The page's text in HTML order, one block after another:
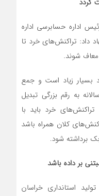
گردد
اداره حسابرسی اداره
داد: تراکنش‌های خرد تا
شوند.
بسیار زیاد است و جمع
به رقم بزرگی تبدیل
خرد باید با
کلان همراه باشد
برداشته شود.
بر داده باشد
استانداری خراسان